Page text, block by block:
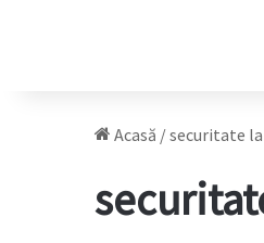
Acasă /securitate